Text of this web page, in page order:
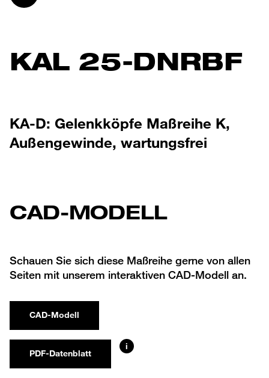
KAL 25-DNRBF
KA-D: Gelenkköpfe Maßreihe K,
Außengewinde, wartungsfrei
CAD-MODELL
Schauen Sie sich diese Maßreihe gerne von allen
Seiten mit unserem interaktiven CAD-Modell an.
CAD-Modell
PDF-Datenblatt
i